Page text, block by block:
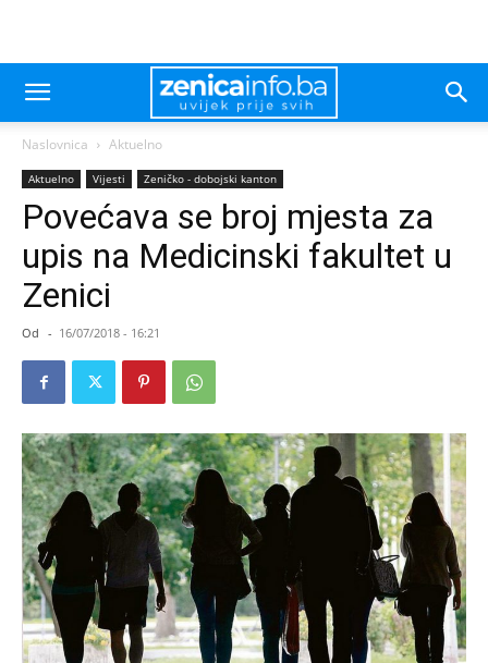
Naslovnica Aktuelno
Aktuelno Vijesti Zeničko - dobojski kanton
Povećava se broj mjesta za
upis na Medicinski fakultet u
Zenici
Od - 16/07/2018 - 16:21